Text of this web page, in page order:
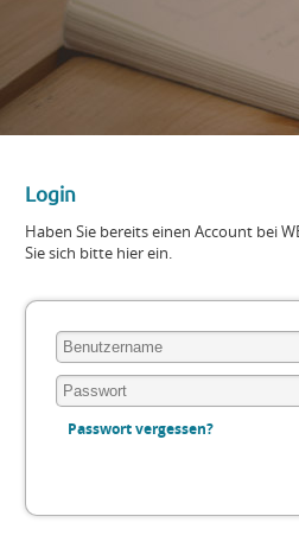
Login
Haben Sie bereits einen Account bei
Sie sich bitte hier ein.
Passwort vergessen?